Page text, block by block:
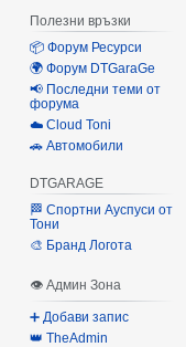
Полезни връзки
📦 Форум Ресурси
🌍 Форум DTGaraGe
📢 Последни теми от
форума
☁️ Cloud Toni
🚗 Автомобили
DTGARAGE
🏁 Спортни Ауспуси от
Тони
🎨 Бранд Логота
👁 Админ Зона
➕ Добави запис
👑 TheAdmin